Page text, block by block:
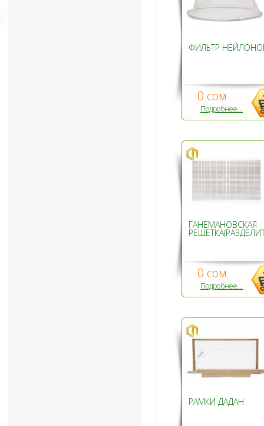
ФИЛЬТР
0 сом
Подробнее...
ГАНЕМАНОВСКАЯ
0 сом
Подробнее...
РАМКИ ДАДАН